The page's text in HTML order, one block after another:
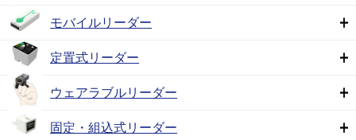
モバイルリーダー
定置式リーダー
ウェアラブルリーダー
固定・組込式リーダー